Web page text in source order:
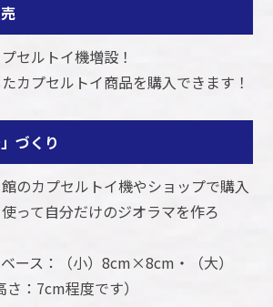
セルトイ機増設！
カプセルトイ商品を購入できます！
づくり
のカプセルトイ機やショップで購入
って自分だけのジオラマを作ろ
ベース：（小）8cm×8cm・（大）
：7cm程度です）